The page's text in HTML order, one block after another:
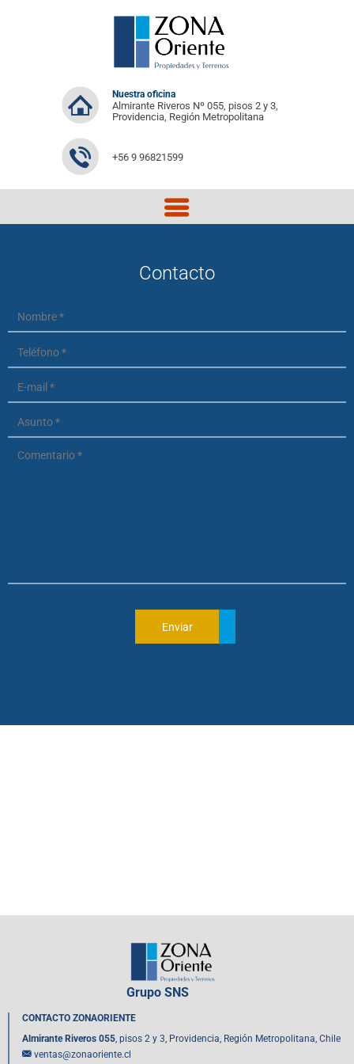
Nuestra oficina
Almirante Riveros Nº 055, pisos 2 y 3,
Providencia, Región Metropolitana
+56 9 96821599
Contacto
Grupo SNS
CONTACTO ZONAORIENTE
Almirante Riveros 055, pisos 2 y 3, Providencia, Región Metropolitana, Chile
ventas@zonaoriente.cl